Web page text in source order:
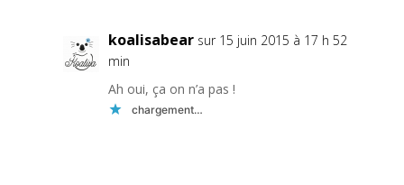
koalisabear sur 15 juin 2015 à 17 h 52
min
Ah oui, ça on n’a pas !
chargement…